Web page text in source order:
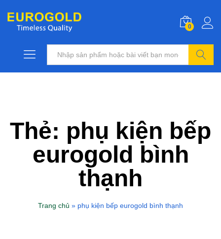
0
Thẻ: phụ kiện bếp
eurogold bình
thạnh
Trang chủ » phụ kiện bếp eurogold bình thạnh